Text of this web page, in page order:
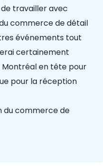
travailler avec
commerce de détail
événements tout
certainement
Montréal en tête pour
pour la réception
du commerce de